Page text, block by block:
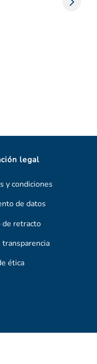
legal
y condiciones
de datos
de retracto
transparencia
ética